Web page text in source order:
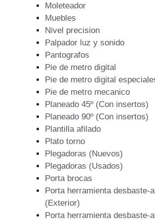
Moleteador
Muebles
Nivel precision
Palpador luz y sonido
Pantografos
Pie de metro digital
Pie de metro digital
Pie de metro mecanico
Planeado 45º (Con insertos)
Planeado 90º (Con insertos)
Plantilla afilado
Plato torno
Plegadoras (Nuevos)
Plegadoras (Usados)
Porta brocas
Porta herramienta desbaste-
(Exterior)
Porta herramienta desbaste-